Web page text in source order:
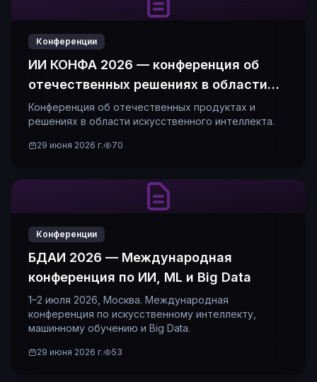
Конференции
ИИ КОНФА 2026 — конференция об
отечественных решениях в области
ИИ
Конференция об отечественных продуктах и
решениях в области искусственного интеллекта.
29 июня 2026 г. 70
Конференции
БДАИ 2026 — Международная
конференция по ИИ, ML и Big Data
1–2 июля 2026, Москва. Международная
конференция по искусственному интеллекту,
машинному обучению и Big Data.
29 июня 2026 г. 53